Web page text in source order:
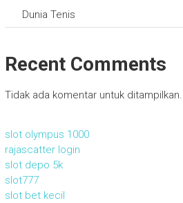
Dunia Tenis
Recent Comments
Tidak ada komentar untuk ditampilkan.
slot olympus 1000
rajascatter login
slot depo 5k
slot777
slot bet kecil